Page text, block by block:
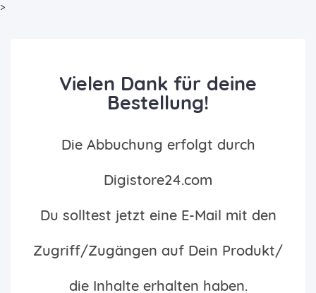
>
Vielen Dank für deine
Bestellung!
Die Abbuchung erfolgt durch
Digistore24.com
Du solltest jetzt eine E-Mail mit den
Zugriff/Zugängen auf Dein Produkt/
die Inhalte erhalten haben.